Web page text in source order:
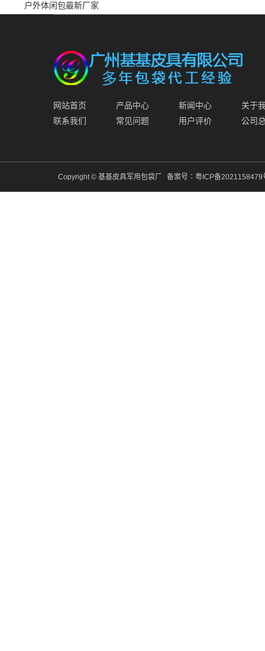
户外体闲包最新厂家
网站首页 产品中心 新闻中心
关于
联系我们
常见问题 用户评价 公司
Copyright © 基基皮具军用包袋厂 备案号： 粤ICP备2021158479